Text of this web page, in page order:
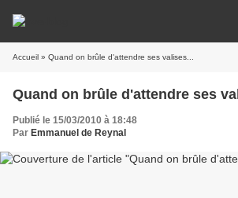
Accueil » Quand on brûle d'attendre ses valises...
Quand on brûle d'attendre ses
Publié le 15/03/2010 à 18:48
Par Emmanuel de Reynal